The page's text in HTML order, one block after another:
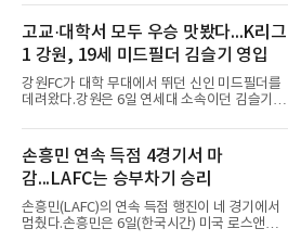
와 2026 쿠팡플레이 시리즈 친선 경기를 치른다.
구단 소집 명단에 이강인이 포함되면서 변수가
없는 한 그의 첫 출격은 서울이 된다.등번호부터
무게가 실렸다. 이강인은 첫 경기부터 7번을 단
다. 2010년대 팀의 전성기를 이끈 앙투안 그리즈
만이 달았던 번호다.합류 과정은 순탄치 않았다.
스페인으로 건너가려던 그는 병역 특례 행정 절
짧게 호흡을 맞춰 경기에 나선다.역할도 관심사
다. 유려한 탈압박과
고교·대학서 모두 우승 맛봤다...K리그
1 강원, 19세 미드필더 김슬기 영입
강원FC가 대학 무대에서 뛰던 신인 미드필더를
데려왔다.강원은 6일 연세대 소속이던 김슬기
조건을 갖췄다.이력은 우승으로 채워져 있다. 수
원고 시절 주축으로 활약하며 지난해 전국고등
리그와 추계전국고등대회 우승에 기여했고, 올
해 연세대 진학 후에는 춘계한산대첩기대학대회
정상에 올랐다. 2024년에는 17세 이하(U-17) 대
표팀 훈련에도 소집됐다.김슬기는 입단하게 돼
기쁘고 영광이라며 프로 무대에서도 성장해 팀
손흥민 연속 득점 4경기서 마
감...LAFC는 승부차기 승리
손흥민(LAFC)의 연속 득점 행진이 네 경기에서
멈췄다.손흥민은 6일(한국시간) 미국 로스앤젤